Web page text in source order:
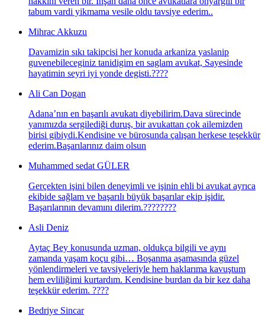
tabum vardi yikmama vesile oldu tavsiye ederim..
Mihrac Akkuzu
Davamizin sıkı takipcisi her konuda arkaniza yaslanip
guvenebileceginiz tanidigim en saglam avukat, Sayesinde
hayatimin seyri iyi yonde degisti.????
Ali Can Dogan
Adana’nın en başarılı avukatı diyebilirim.Dava sürecinde
yanımızda sergilediği duruş, bir avukattan çok ailemizden
birisi gibiydi.Kendisine ve bürosunda çalışan herkese teşekkür
ederim.Başarılarınız daim olsun
Muhammed sedat GÜLER
Gerçekten işini bilen deneyimli ve işinin ehli bi avukat ayrıca
ekibide sağlam ve başarılı büyük başarılar ekip işidir.
Başarılarının devamını dilerim.????????
Asli Deniz
Aytaç Bey konusunda uzman, oldukça bilgili ve aynı
zamanda yaşam koçu gibi… Boşanma aşamasında güzel
yönlendirmeleri ve tavsiyeleriyle hem haklarıma kavuştum
hem evliliğimi kurtardım. Kendisine burdan da bir kez daha
teşekkür ederim. ????
Bedriye Sincar